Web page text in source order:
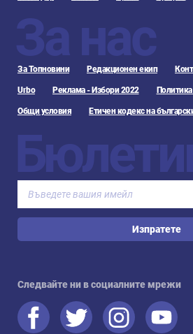
За нас
За Топновини Редакционен екип
Urbo Реклама - Избори 2022
Общи условия Етичен кодекс на
Изпратете
Следвайте ни в социалните мрежи